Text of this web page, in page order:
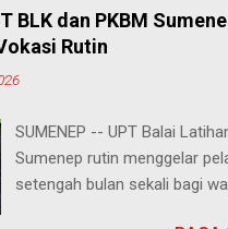
BLK dan PKBM
Rutin
SUMENEP -- UPT Balai
Sumenep rutin menggelar
setengah bulan sekali bagi